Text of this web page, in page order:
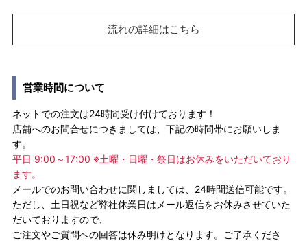
流れの詳細はこちら
営業時間について
ネットでの注文は24時間受け付けております！
店舗へのお問合せにつきましては、下記の時間帯にお願いしま
す。
平日 9:00～17:00 ※土曜・日曜・祭日はお休みをいただいており
ます。
メールでのお問い合わせに関しましては、24時間送信可能です。
ただし、土日祝など弊社休業日はメール返信をお休みさせていた
だいておりますので、
ご注文やご質問への回答は休み明けとなります。ご了承くださ